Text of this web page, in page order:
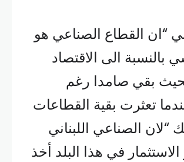
“ان القطاع الصناعي هو
بالنسبة الى الاقتصاد
بحيث بقي صامدا رغم
تعثرت بقية القطاعات
“لان الصناعي اللبناني
في هذا البلد أخذ